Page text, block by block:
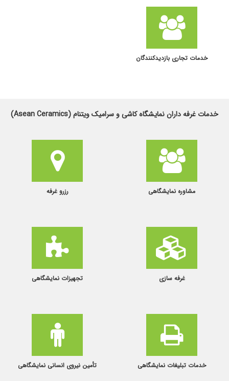
خدمات تجاری بازدیدکنندگان
خدمات غرفه داران نمایشگاه کاشی و سرامیک ویتنام (Asean Ceramics)
مشاوره نمایشگاهی رزرو غرفه
غرفه سازی تجهیزات نمایشگاهی
خدمات تبلیغات نمایشگاهی تأمین نیروی انسانی نمایشگاهی